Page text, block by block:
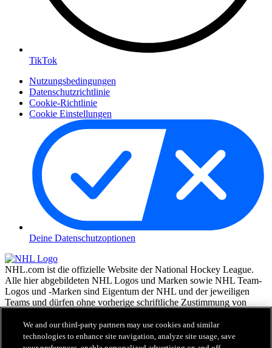
TikTok
Nutzungsbedingungen
Datenschutzrichtlinie
Cookie-Richtlinie
Cookie Einstellungen
Deine Datenschutzoptionen
NHL.com ist die offizielle Website der National Hockey League.
Alle hier abgebildeten NHL Logos und Marken sowie NHL Team-
Logos und -Marken sind Eigentum der NHL und der jeweiligen
Teams und dürfen ohne vorherige schriftliche Zustimmung von
Alle Rechte vorbehalten. Alle NHL Team-Trikots, die mit den
Namen und Nummern der NHL Spieler versehen sind, sind offiziell
von der NHL und der NHLPA lizenziert. Die Wortmarke Zamboni
We and our third-party partners may use cookies and similar
technologies to enhance site navigation, analyze site usage, save